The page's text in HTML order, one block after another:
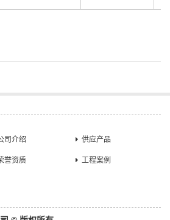
司介绍 供应产品
誉资质 工程案例